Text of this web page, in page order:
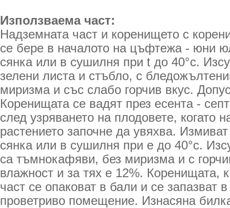
Използваема част:
Надземната част и коренището с
се бере в началото на цъфтежа - юни­
сянка или в сушилня при t до 40°с.
зелени листа и стъбло, с
миризма и със слабо горчив вкус.
Коренищата се вадят през есента -
след узряването на плодовете, когато
растението започне да увяхва.
сянка или в сушилня при е до 40°с.
са тъмнокафяви, без миризма и с
влажност и за тях е 12%. Коренищата,
част се опаковат в бали и се запазват
проветриво помещение. Изнасяна